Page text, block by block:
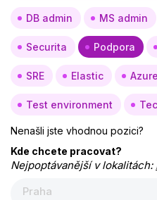
DB admin MS admin
Securita Podpora
SRE Elastic Azure
Test environment
Nenašli jste vhodnou pozici?
Kde chcete pracovat?
Nejpoptávanější v lokalitách:
Praha